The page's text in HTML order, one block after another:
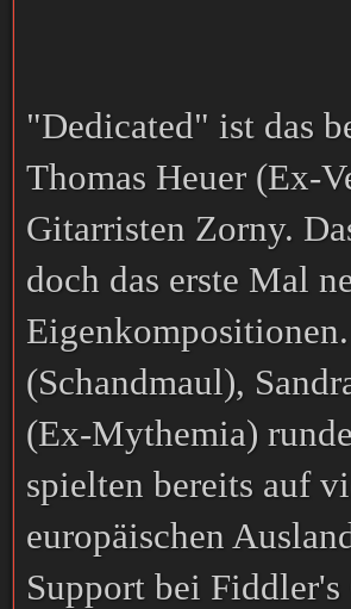
"Dedicated" ist das
Thomas Heuer (Ex-
Gitarristen Zorny.
doch das erste Mal
(Schandmaul),
(Ex-Mythemia)
spielten bereits auf
europäischen
Support bei